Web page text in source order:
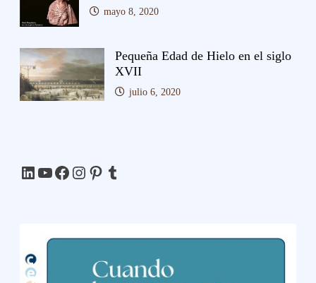
mayo 8, 2020
Pequeña Edad de Hielo en el siglo
XVII
julio 6, 2020
LinkedIn
YouTube
Facebook
Instagram
Pinterest
Tumblr